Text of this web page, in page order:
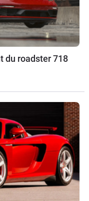
du roadster 718